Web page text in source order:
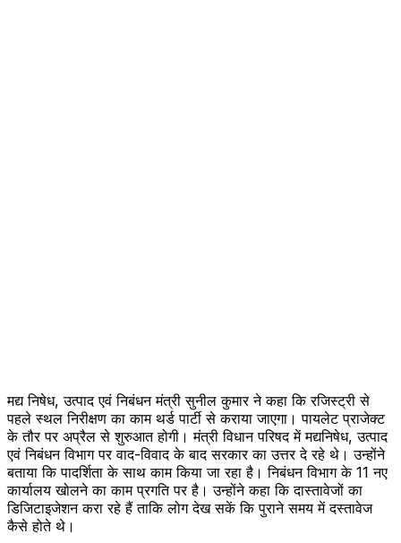
मद्य निषेध, उत्पाद एवं निबंधन मंत्री सुनील कुमार ने कहा कि रजिस्ट्री से
पहले स्थल निरीक्षण का काम थर्ड पार्टी से कराया जाएगा। पायलेट प्राजेक्ट
के तौर पर अप्रैल से शुरुआत होगी। मंत्री विधान परिषद में मद्यनिषेध, उत्पाद
एवं निबंधन विभाग पर वाद-विवाद के बाद सरकार का उत्तर दे रहे थे। उन्होंने
बताया कि पादर्शिता के साथ काम किया जा रहा है। निबंधन विभाग के 11 नए
कार्यालय खोलने का काम प्रगति पर है। उन्होंने कहा कि दास्तावेजों का
डिजिटाइजेशन करा रहे हैं ताकि लोग देख सकें कि पुराने समय में दस्तावेज
कैसे होते थे।